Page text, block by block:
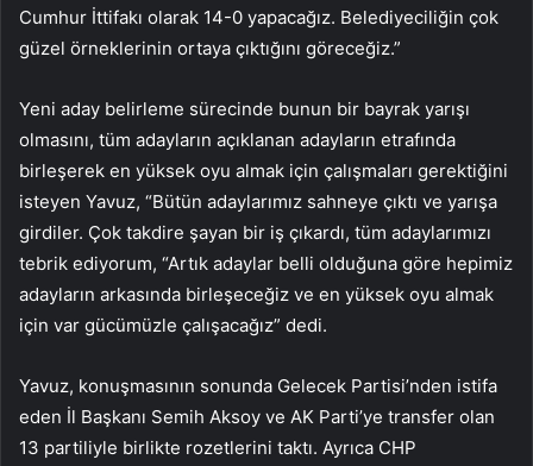
Cumhur İttifakı olarak 14-0 yapacağız. Belediyeciliğin çok
güzel örneklerinin ortaya çıktığını göreceğiz.”
Yeni aday belirleme sürecinde bunun bir bayrak yarışı
olmasını, tüm adayların açıklanan adayların etrafında
birleşerek en yüksek oyu almak için çalışmaları gerektiğini
isteyen Yavuz, “Bütün adaylarımız sahneye çıktı ve yarışa
girdiler. Çok takdire şayan bir iş çıkardı, tüm adaylarımızı
tebrik ediyorum, “Artık adaylar belli olduğuna göre hepimiz
adayların arkasında birleşeceğiz ve en yüksek oyu almak
için var gücümüzle çalışacağız” dedi.
Yavuz, konuşmasının sonunda Gelecek Partisi’nden istifa
eden İl Başkanı Semih Aksoy ve AK Parti’ye transfer olan
13 partiliyle birlikte rozetlerini taktı. Ayrıca CHP